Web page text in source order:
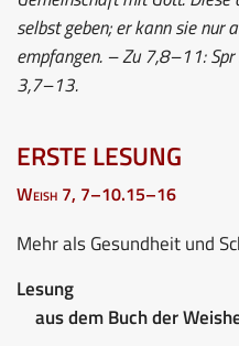
selbst geben; er kann sie nur
empfangen. – Zu 7,8–11:
3,7–13.
ERSTE LESUNG
Weish 7, 7–10.15–16
Mehr als Gesundheit und
Lesung
aus dem Buch der